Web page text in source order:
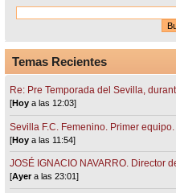
Temas Recientes
Re: Pre Temporada del Sevilla,
[Hoy a las 12:03]
Sevilla F.C. Femenino. Primer equipo.
[Hoy a las 11:54]
JOSÉ IGNACIO NAVARRO. Director
[Ayera las 23:01]